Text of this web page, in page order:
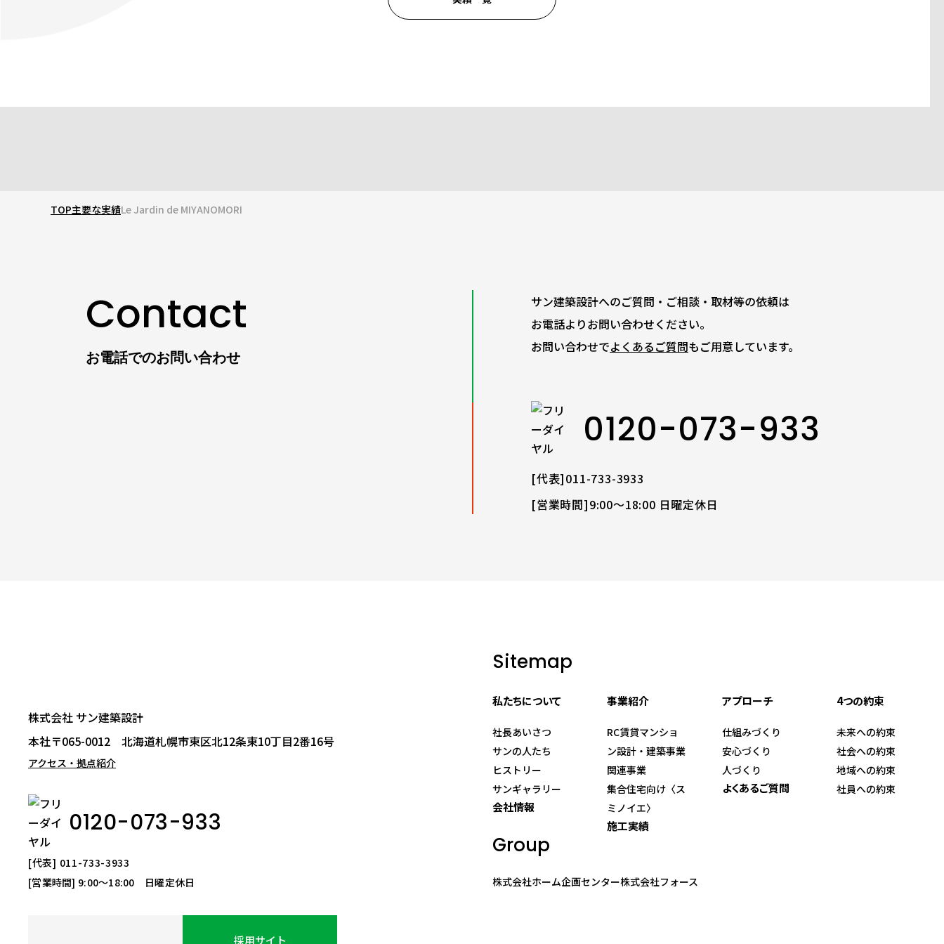
TOP主要な実績Le Jardin de MIYANOMORI
Contact
お電話でのお問い合わせ
サン建築設計へのご質問・ご相談・取材等の依頼は
お電話よりお問い合わせください。
お問い合わせでよくあるご質問もご用意しています。
0120-073-933
[代表]011-733-3933
[営業時間]9:00〜18:00 日曜定休日
株式会社 サン建築設計
本社〒065-0012 北海道札幌市東区北12条東10丁目2番16号
アクセス・拠点紹介
0120-073-933
[代表] 011-733-3933
[営業時間] 9:00〜18:00 日曜定休日
採用サイト
Sitemap
私たちについて
社長あいさつ
サンの人たち
ヒストリー
サンギャラリー
会社情報
事業紹介
RC賃貸マンショ
ン設計・建築事業
関連事業
集合住宅向け〈ス
ミノイエ〉
施工実績
アプローチ
仕組みづくり
安心づくり
人づくり
よくあるご質問
4つの約束
未来への約束
社会への約束
地域への約束
社員への約束
Group
株式会社ホーム企画センター株式会社フォース